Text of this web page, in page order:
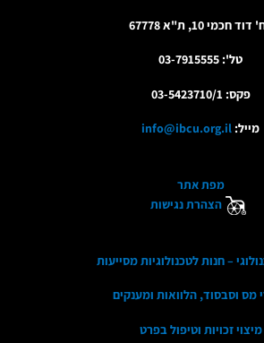
חכמי 10, ת"א 67778
טל': 03-7915555
פקס: 03-5423710/1
מייל: info@ibcu.org.il
מפת אתר
הצהרת נגישות
– חנות לטכנולוגיות מסייעות
מס וסבסוד, הלוואות ומענקים
מיצוי זכויות וטיפול בפרט